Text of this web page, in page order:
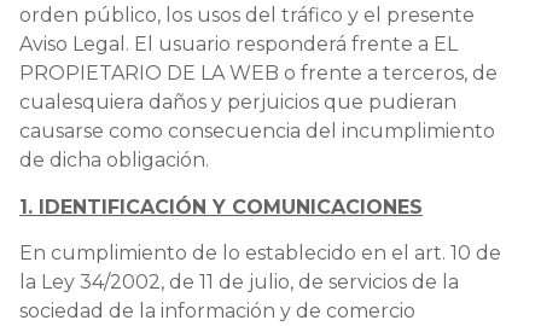
orden público, los usos del tráfico y el presente
Aviso Legal. El usuario responderá frente a EL
PROPIETARIO DE LA WEB o frente a terceros, de
cualesquiera daños y perjuicios que pudieran
causarse como consecuencia del incumplimiento
de dicha obligación.
1. IDENTIFICACIÓN Y COMUNICACIONES
En cumplimiento de lo establecido en el art. 10 de
la Ley 34/2002, de 11 de julio, de servicios de la
sociedad de la información y de comercio